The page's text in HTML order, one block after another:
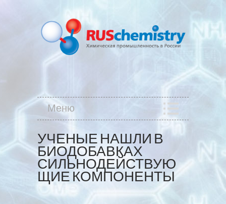
Меню
УЧЕНЫЕ НАШЛИ В
БИОДОБАВКАХ
СИЛЬНОДЕЙСТВУЮ
ЩИЕ КОМПОНЕНТЫ